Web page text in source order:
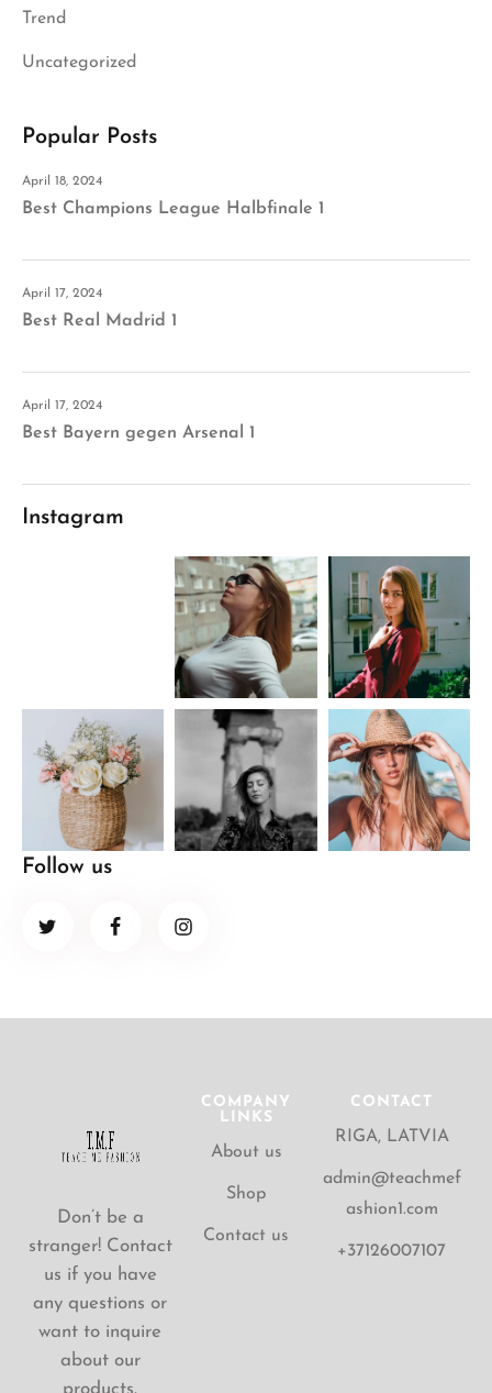
Trend
Uncategorized
Popular Posts
April 18, 2024
Best Champions League Halbfinale 1
April 17, 2024
Best Real Madrid 1
April 17, 2024
Best Bayern gegen Arsenal 1
Instagram
Follow us
Don’t be a
stranger! Contact
us if you have
any questions or
want to inquire
about our
COMPANY
LINKS
About us
Shop
Contact us
CONTACT
RIGA, LATVIA
admin@teachmef
ashion1.com
+37126007107